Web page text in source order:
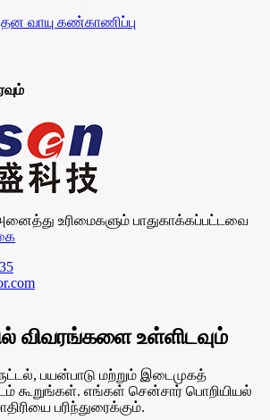
வாயு கண்காணிப்பு
உரிமைகளும் பாதுகாக்கப்பட்டவை
விவரங்களை உள்ளிடவும்
பயன்பாடு மற்றும் இடைமுகத்
கூறுங்கள். எங்கள் சென்சார் பொறியியல்
பரிந்துரைக்கும்.